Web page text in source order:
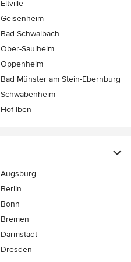
Eltville
Geisenheim
Bad Schwalbach
Ober-Saulheim
Oppenheim
Bad Münster am Stein-Ebernburg
Schwabenheim
Hof Iben
Augsburg
Berlin
Bonn
Bremen
Darmstadt
Dresden